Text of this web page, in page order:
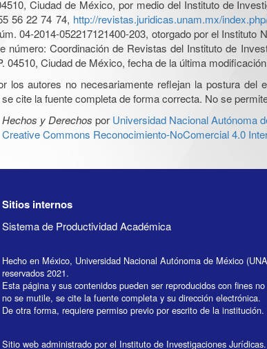
Ciudad de México, por medio del Instituto de
56 22 74 74, http://revistas.juridicas.unam.mx/
04-2014-052217121400-203, otorgado por el
número: Coordinación de Revistas del Instituto de
04510, Ciudad de México, fecha de la última
los autores no necesariamente reflejan la postura
cite la fuente completa de forma correcta. No se
Hechos y Derechos por Universidad Nacional Autónoma
Creative Commons Reconocimiento-NoComercial 4.0
Sitios internos
Sistema de Productividad Académica
Hecho en México, Universidad Nacional Autónoma de México
reservados 2021.
Esta página y sus contenidos pueden ser reproducidos con fines
no se mutile, se cite la fuente completa y su dirección electrónica.
De otra forma, requiere permiso previo por escrito de la institución.
Sitio web administrado por el Instituto de Investigaciones Jurídicas.